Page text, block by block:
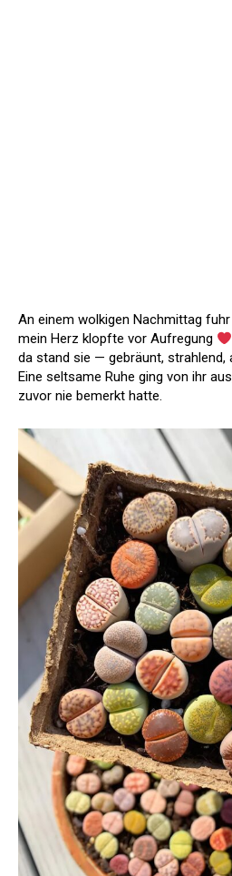
An einem wolkigen Nachmittag
mein Herz klopfte vor Aufregung
da stand sie — gebräunt, strahlend,
Eine seltsame Ruhe ging von ihr
zuvor nie bemerkt hatte.